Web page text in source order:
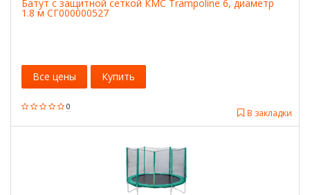
Батут с защитной сеткой КМС Trampoline 6, диаметр
1.8 м СГ000000527
0
В закладки
Все цены Купить